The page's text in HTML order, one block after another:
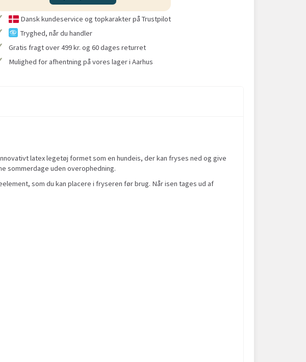
Dansk kundeservice og topkarakter på Trustpilot
Tryghed, når du handler
Gratis fragt over 499 kr. og 60 dages returret
Mulighed for afhentning på vores lager i Aarhus
latex legetøj formet som en hundeis, der kan fryses ned og give
sommerdage uden overophedning.
som du kan placere i fryseren før brug. Når isen tages ud af